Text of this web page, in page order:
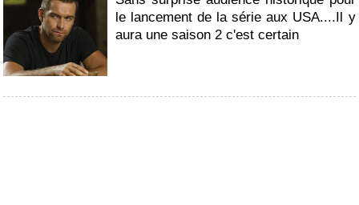
le lancement de la série aux USA....Il y
aura une saison 2 c'est certain